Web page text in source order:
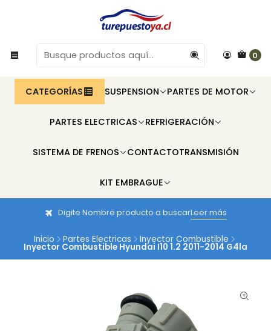
0
CATEGORÍAS SUSPENSION PARTES DE MOTOR
PARTES ELECTRICAS REFRIGERACIÓN
SISTEMA DE FRENOS CONTACTOTRANSMISIÓN
KIT EMBRAGUE
Digite Nombre producto a buscarLeer más
Inicio Partes Electricas Inyector Combustible
Inyector Combustible Hyundai I10 1.2 2011-2014 G4la